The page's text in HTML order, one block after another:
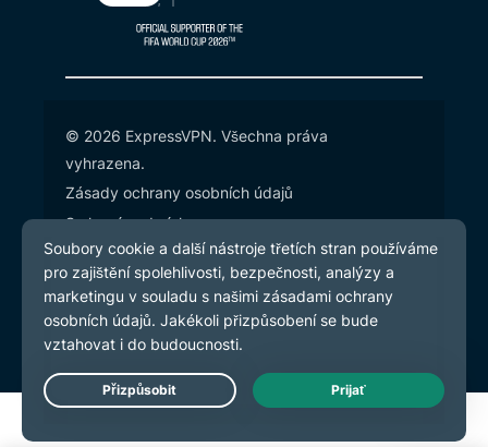
© 2026 ExpressVPN. Všechna práva
vyhrazena.
Zásady ochrany osobních údajů
Smluvní podmínky
Předvolby souborů cookie
Live Chat